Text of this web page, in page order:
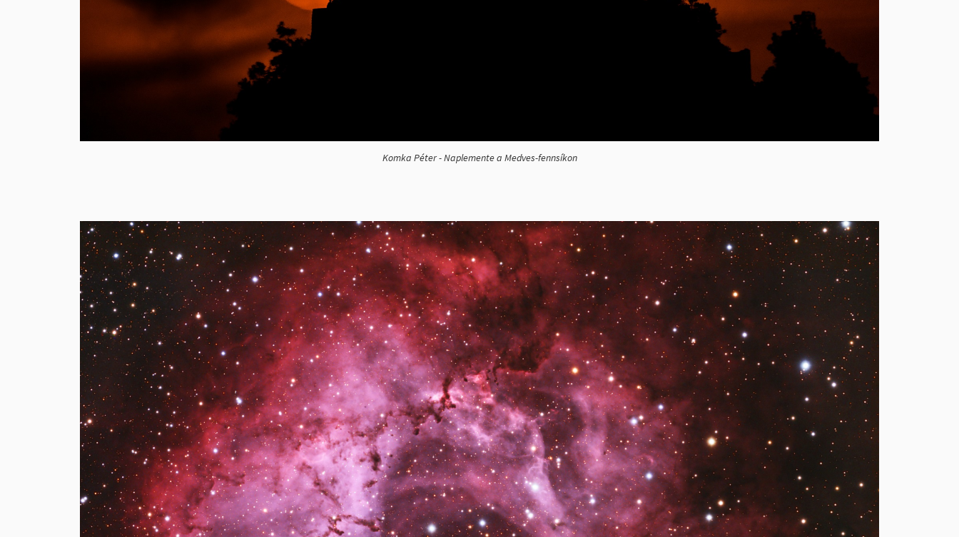
Komka Péter - Naplemente a Medves-fennsíkon